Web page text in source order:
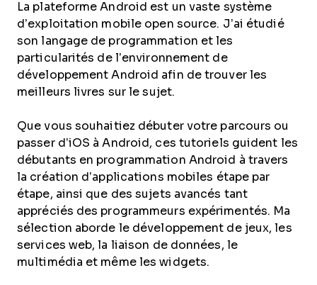
La plateforme Android est un vaste système
d’exploitation mobile open source. J’ai étudié
son langage de programmation et les
particularités de l’environnement de
développement Android afin de trouver les
meilleurs livres sur le sujet.
Que vous souhaitiez débuter votre parcours ou
passer d’iOS à Android, ces tutoriels guident les
débutants en programmation Android à travers
la création d’applications mobiles étape par
étape, ainsi que des sujets avancés tant
appréciés des programmeurs expérimentés. Ma
sélection aborde le développement de jeux, les
services web, la liaison de données, le
multimédia et même les widgets.